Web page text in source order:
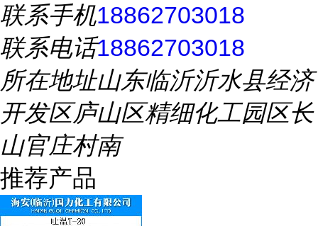
联系手机18862703018
联系电话18862703018
所在地址山东临沂沂水县经济
开发区庐山区精细化工园区长
山官庄村南
推荐产品